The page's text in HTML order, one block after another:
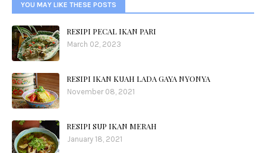
YOU MAY LIKE THESE POSTS
RESIPI PECAL IKAN PARI
March 02, 2023
RESIPI IKAN KUAH LADA GAYA NYONYA
November 08, 2021
RESIPI SUP IKAN MERAH
January 18, 2021